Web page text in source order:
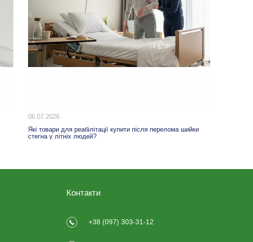
06.07.2026
Які товари для реабілітації купити після перелома шийки
стегна у літніх людей?
Контакти
+38 (097) 303-31-12